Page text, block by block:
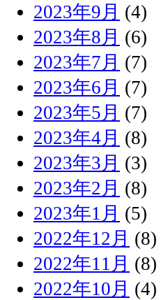
2023年9月 (4)
2023年8月 (6)
2023年7月 (7)
2023年6月 (7)
2023年5月 (7)
2023年4月 (8)
2023年3月 (3)
2023年2月 (8)
2023年1月 (5)
2022年12月 (8)
2022年11月 (8)
2022年10月 (4)